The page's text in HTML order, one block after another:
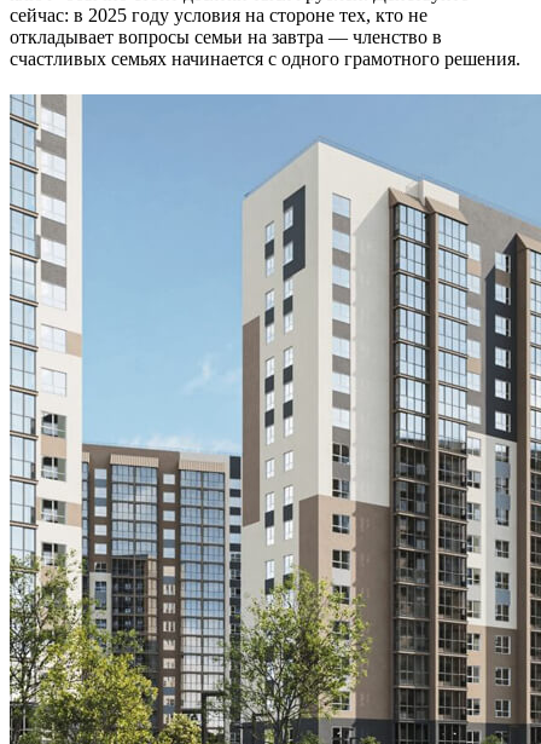
сейчас: в 2025 году условия на стороне тех, кто не
откладывает вопросы семьи на завтра — членство в
счастливых семьях начинается с одного грамотного решения.